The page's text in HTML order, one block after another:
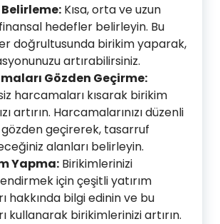
Kısa, orta ve uzun
hedefler belirleyin. Bu
doğrultusunda birikim yaparak,
artırabilirsiniz.
Gözden Geçirme:
harcamaları kısarak birikim
artırın. Harcamalarınızı düzenli
geçirerek, tasarruf
alanları belirleyin.
Yapma: Birikimlerinizi
için çeşitli yatırım
hakkında bilgi edinin ve bu
kullanarak birikimlerinizi artırın.